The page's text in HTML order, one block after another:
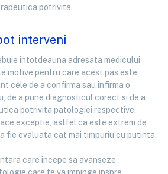
potrivita.
interveni
intotdeauna adresata medicului
motive pentru care acest pas este
cele de a confirma sau infirma o
de a pune diagnosticul corect si de a
potrivita patologiei respective.
exceptie, astfel ca este extrem de
fie evaluata cat mai timpuriu cu putinta.
care incepe sa avanseze
care te va impinge inspre